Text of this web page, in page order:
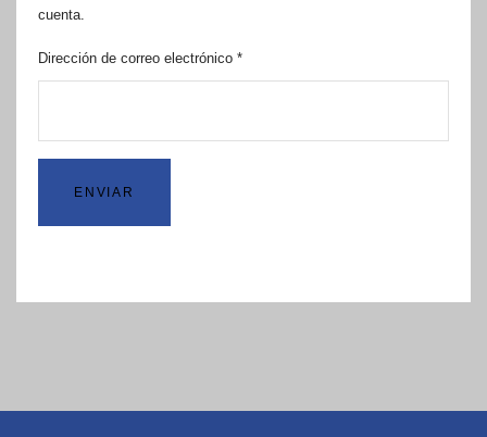
cuenta.
Dirección de correo electrónico *
ENVIAR